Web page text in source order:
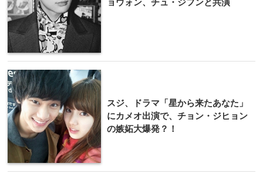
スジ、ドラマ「星から来たあなた」
にカメオ出演で、チョン・ジヒョン
の嫉妬大爆発？！